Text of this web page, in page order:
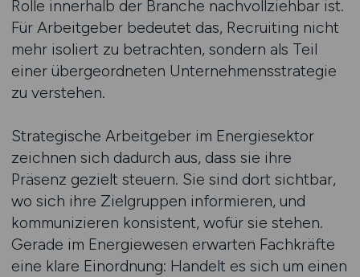
Rolle innerhalb der Branche nachvollziehbar ist.
Für Arbeitgeber bedeutet das, Recruiting nicht
mehr isoliert zu betrachten, sondern als Teil
einer übergeordneten Unternehmensstrategie
zu verstehen.
Strategische Arbeitgeber im Energiesektor
zeichnen sich dadurch aus, dass sie ihre
Präsenz gezielt steuern. Sie sind dort sichtbar,
wo sich ihre Zielgruppen informieren, und
kommunizieren konsistent, wofür sie stehen.
Gerade im Energiewesen erwarten Fachkräfte
eine klare Einordnung: Handelt es sich um einen